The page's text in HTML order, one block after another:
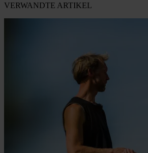
VERWANDTE ARTIKEL